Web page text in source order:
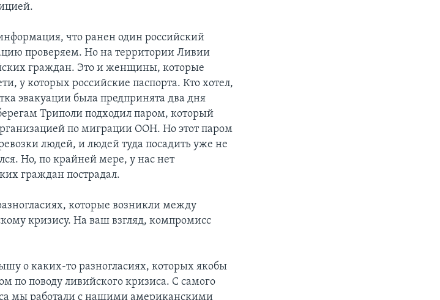
что ранен один российский
проверяем. Но на территории Ливии
граждан. Это и женщины, которые
у которых российские паспорта. Кто хотел,
эвакуации была предпринята два дня
Триполи подходил паром, который
по миграции ООН. Но этот паром
людей, и людей туда посадить уже не
Но, по крайней мере, у нас нет
граждан пострадал.
которые возникли между
кризису. На ваш взгляд, компромисс
о каких-то разногласиях, которых якобы
поводу ливийского кризиса. С самого
мы работали с нашими американскими